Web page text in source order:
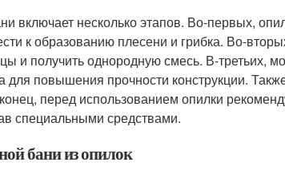
включает несколько этапов. Во-первых,
к образованию плесени и грибка. Во-
и получить однородную смесь. В-третьих,
повышения прочности конструкции.
перед использованием опилки
специальными средствами.
бани из опилок